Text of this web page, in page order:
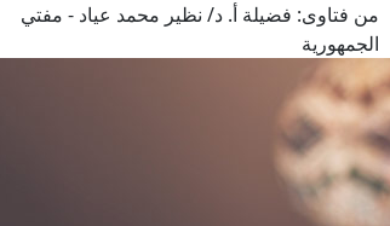
من فتاوى: فضيلة أ. د/ نظير محمد عياد - مفتي
الجمهورية